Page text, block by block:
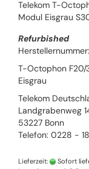
Telekom T-
Modul Eisgrau
Refurbished
Herstellernummer:
T-Octophon F20/
Eisgrau
Telekom
Landgrabenweg
53227 Bonn
Telefon: 0228 -
Lieferzeit: Sofort